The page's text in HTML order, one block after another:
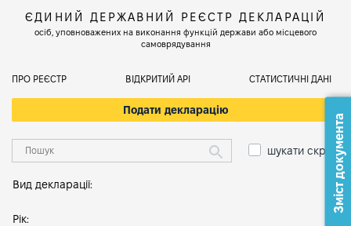
ЄДИНИЙ ДЕРЖАВНИЙ РЕЄСТР ДЕКЛАРАЦІЙ
осіб, уповноважених на виконання функцій держави або місцевого
самоврядування
ПРО РЕЄСТР ВІДКРИТИЙ АРІ СТАТИСТИЧНІ ДАНІ
Подати декларацію
шукати скрізь
Вид декларації:
Рік:
Зміст документа